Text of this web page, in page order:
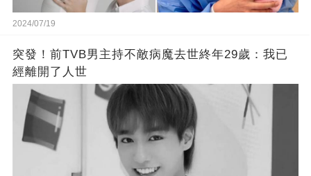
2024/07/19
突發！前TVB男主持不敵病魔去世終年29歲：我已
經離開了人世